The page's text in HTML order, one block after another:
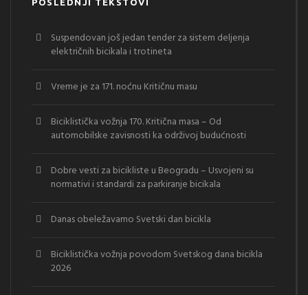
POSLEDNJI TEKSTOVI
Suspendovan još jedan tender za sistem deljenja
električnih bicikala i trotineta
Vreme je za 171. noćnu Kritičnu masu
Biciklistička vožnja 170. Kritična masa – Od
automobilske zavisnosti ka održivoj budućnosti
Dobre vesti za bicikliste u Beogradu – Usvojeni su
normativi i standardi za parkiranje bicikala
Danas obeležavamo Svetski dan bicikla
Biciklistička vožnja povodom Svetskog dana bicikla
2026